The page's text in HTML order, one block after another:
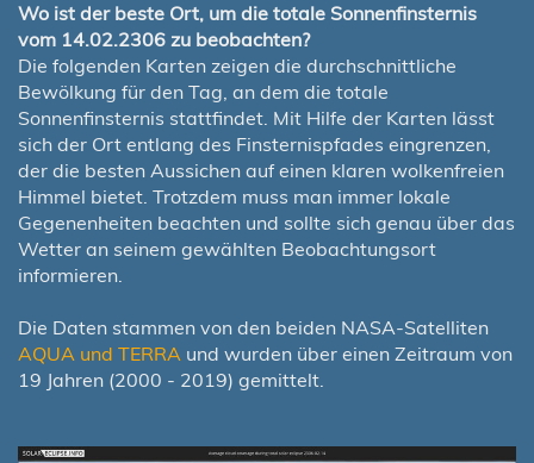
Wo ist der beste Ort, um die totale Sonnenfinsternis
vom 14.02.2306 zu beobachten?
Die folgenden Karten zeigen die durchschnittliche
Bewölkung für den Tag, an dem die totale
Sonnenfinsternis stattfindet. Mit Hilfe der Karten lässt
sich der Ort entlang des Finsternispfades eingrenzen,
der die besten Aussichen auf einen klaren wolkenfreien
Himmel bietet. Trotzdem muss man immer lokale
Gegenenheiten beachten und sollte sich genau über das
Wetter an seinem gewählten Beobachtungsort
informieren.
Die Daten stammen von den beiden NASA-Satelliten
AQUA und TERRA und wurden über einen Zeitraum von
19 Jahren (2000 - 2019) gemittelt.